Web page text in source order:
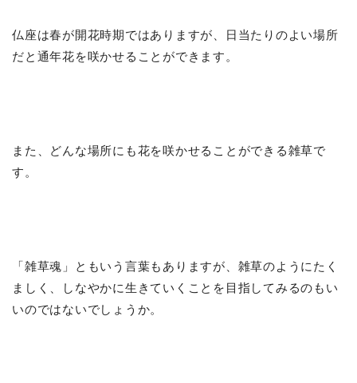
仏座は春が開花時期ではありますが、日当たりのよい場所
だと通年花を咲かせることができます。
また、どんな場所にも花を咲かせることができる雑草で
す。
「雑草魂」ともいう言葉もありますが、雑草のようにたく
ましく、しなやかに生きていくことを目指してみるのもい
いのではないでしょうか。